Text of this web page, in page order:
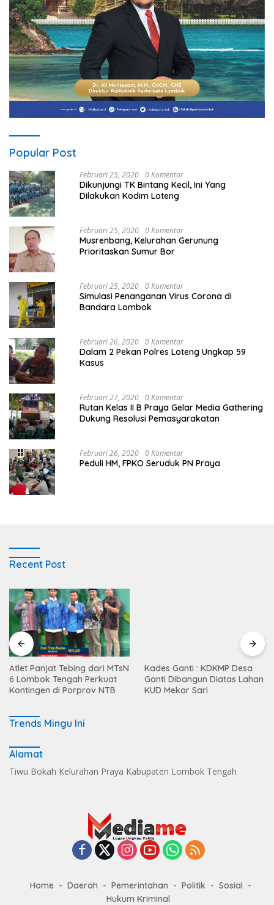
Popular Post
Februari 25, 2020 0 Komentar
Dikunjungi TK Bintang Kecil, Ini Yang
Dilakukan Kodim Loteng
Februari 25, 2020 0 Komentar
Musrenbang, Kelurahan Gerunung
Prioritaskan Sumur Bor
Februari 25, 2020 0 Komentar
Simulasi Penanganan Virus Corona di
Bandara Lombok
Februari 26, 2020 0 Komentar
Dalam 2 Pekan Polres Loteng Ungkap 59
Kasus
Februari 27, 2020 0 Komentar
Rutan Kelas II B Praya Gelar Media Gathering
Dukung Resolusi Pemasyarakatan
Februari 26, 2020 0 Komentar
Peduli HM, FPKO Seruduk PN Praya
Recent Post
Atlet Panjat Tebing dari MTsN
6 Lombok Tengah Perkuat
Kontingen di Porprov NTB
Kades Ganti : KDKMP Desa
Ganti Dibangun Diatas Lahan
KUD Mekar Sari
Trends Mingu Ini
Alamat
Tiwu Bokah Kelurahan Praya Kabupaten Lombok Tengah
Home Daerah Pemerintahan Politik
Sosial
Hukum Kriminal